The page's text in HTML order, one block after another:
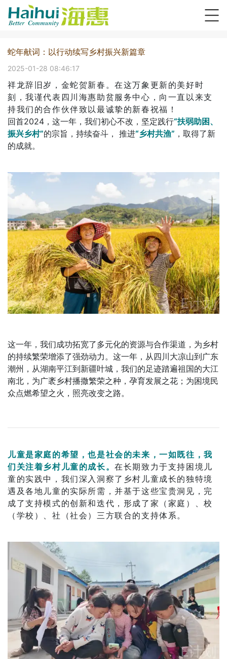
蛇年献词：以行动续写乡村振兴新篇章
2025-01-28 08:46:17
祥龙辞旧岁，金蛇贺新春。在这万象更新的美好时
刻，我谨代表四川海惠助贫服务中心，向一直以来支
持我们的合作伙伴致以最诚挚的新春祝福！
回首2024，这一年，我们初心不改，坚定践行“扶弱助困、
振兴乡村”的宗旨，持续奋斗， 推进“乡村共渔” ，取得了新
的成就。
这一年，我们成功拓宽了多元化的资源与合作渠道，为乡村
的持续繁荣增添了强劲动力。这一年，从四川大凉山到广东
潮州，从湖南平江到新疆叶城，我们的足迹踏遍祖国的大江
南北，为广袤乡村播撒繁荣之种，孕育发展之花；为困境民
众点燃希望之火，照亮改变之路。
儿童是家庭的希望，也是社会的未来，一如既往，我
们关注着乡村儿童的成长。在长期致力于支持困境儿
童的实践中，我们深入洞察了乡村儿童成长的独特境
遇及各地儿童的实际所需，并基于这些宝贵洞见，完
成了支持模式的创新和迭代，形成了家（家庭）、校
（学校）、社（社会）三方联合的支持体系。